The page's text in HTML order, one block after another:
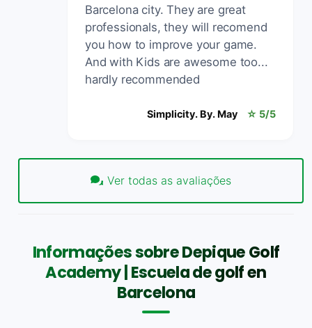
Barcelona city. They are great
professionals, they will recomend
you how to improve your game.
And with Kids are awesome too...
hardly recommended
Simplicity. By. May ☆ 5/5
Ver todas as avaliações
Informações sobre Depique Golf
Academy | Escuela de golf en
Barcelona